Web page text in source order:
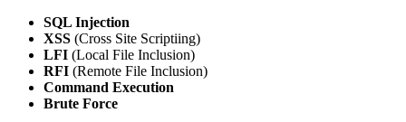
SQL Injection
XSS (Cross Site Scriptiing)
LFI (Local File Inclusion)
RFI (Remote File Inclusion)
Command Execution
Brute Force